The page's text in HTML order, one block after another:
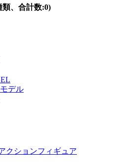
類、合計数:0)
デル
クションフィギュア